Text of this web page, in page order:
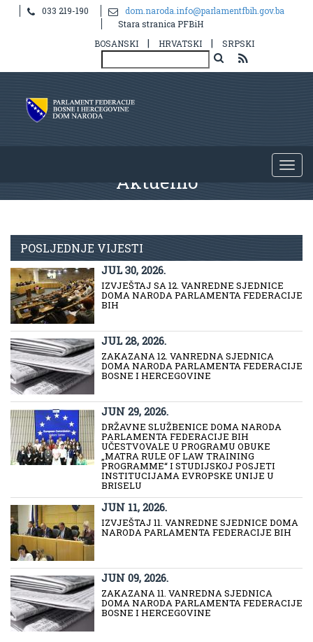
033 219-190
dom.naroda.info@parlamentfbih.gov.ba
Stara stranica PFBiH
BOSANSKI
| HRVATSKI | SRPSKI
Aktuelno
POSLJEDNJE VIJESTI
JUL 30, 2026.
IZVJEŠTAJ SA 12. VANREDNE SJEDNICE
DOMA NARODA PARLAMENTA FEDERACIJE
BIH
JUL 28, 2026.
ZAKAZANA 12. VANREDNA SJEDNICA
DOMA NARODA PARLAMENTA FEDERACIJE
BOSNE I HERCEGOVINE
JUN 29, 2026.
DRŽAVNE SLUŽBENICE DOMA NARODA
PARLAMENTA FEDERACIJE BIH
UČESTVOVALE U PROGRAMU OBUKE
„MATRA RULE OF LAW TRAINING
PROGRAMME“ I STUDIJSKOJ POSJETI
INSTITUCIJAMA EVROPSKE UNIJE U
BRISELU
JUN 11, 2026.
IZVJEŠTAJ 11. VANREDNE SJEDNICE DOMA
NARODA PARLAMENTA FEDERACIJE BIH
JUN 09, 2026.
ZAKAZANA 11. VANREDNA SJEDNICA
DOMA NARODA PARLAMENTA FEDERACIJE
BOSNE I HERCEGOVINE